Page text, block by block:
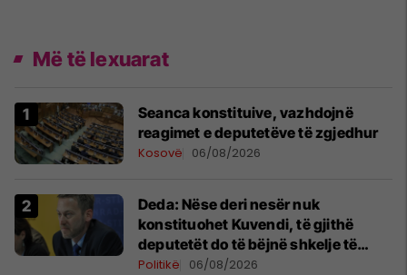
Më të lexuarat
Seanca konstituive, vazhdojnë
reagimet e deputetëve të zgjedhur
Kosovë 06/08/2026
Deda: Nëse deri nesër nuk
konstituohet Kuvendi, të gjithë
deputetët do të bëjnë shkelje të
rëndë kushtetuese
Politikë 06/08/2026